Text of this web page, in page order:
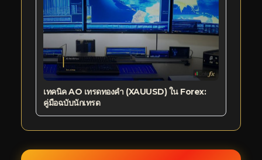
เทคนิค AO เทรดทองคำ (XAUUSD) ใน Forex:
คู่มือฉบับนักเทรด